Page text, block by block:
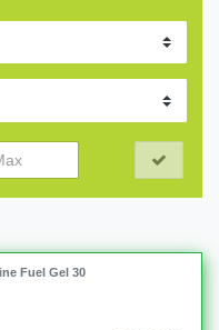
Fuel Gel 30